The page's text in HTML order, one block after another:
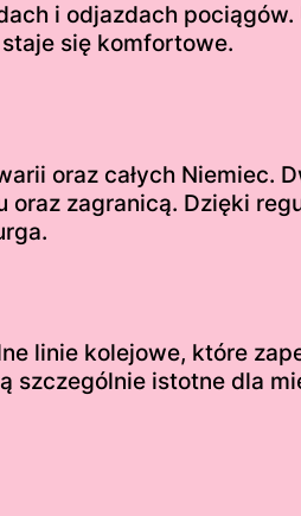
i odjazdach
się komfortowe.
oraz całych Niemiec.
zagranicą. Dzięki
linie kolejowe, które
szczególnie istotne dla